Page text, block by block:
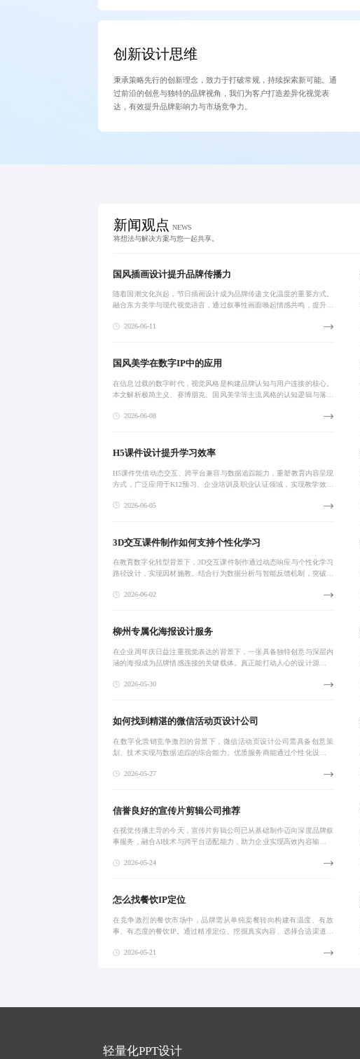
创新设计思维
秉承策略先行的创新理念，致力于打破常规，持续探索新可能。通
过前沿的创意与独特的品牌视角，我们为客户打造差异化视觉表
达，有效提升品牌影响力与市场竞争力。
新闻观点 NEWS
将想法与解决方案与您一起共享。
国风插画设计提升品牌传播力
随着国潮文化兴起，节日插画设计成为品牌传递文化温度的重要方式。
融合东方美学与现代视觉语言，通过叙事性画面唤起情感共鸣，提升用
径，并提供可执
2026-06-11
国风美学在数字IP中的应用
在信息过载的数字时代，视觉风格是构建品牌认知与用户连接的核心。
本文解析极简主义、赛博朋克、国风美学等主流风格的认知逻辑与落地
助力企业实现从
2026-06-08
H5课件设计提升学习效率
H5课件凭借动态交互、跨平台兼容与数据追踪能力，重塑教育内容呈现
方式，广泛应用于K12预习、企业培训及职业认证领域，实现教学效率
显著提高
2026-06-05
3D交互课件制作如何支持个性化学习
在教育数字化转型背景下，3D交互课件制作通过动态响应与个性化学习
路径设计，实现因材施教。结合行为数据分析与智能反馈机制，突破传
医学、工程等
2026-06-02
柳州专属化海报设计服务
在企业周年庆日益注重视觉表达的背景下，一张具备独特创意与深层内
涵的海报成为品牌情感连接的关键载体。真正能打动人心的设计源于对
年庆海报设计公
2026-05-30
如何找到精湛的微信活动页设计公司
在数字化营销竞争激烈的背景下，微信活动页设计公司需具备创意策
划、技术实现与数据追踪的综合能力。优质服务商能通过个性化设计提
业度、响应效率与
2026-05-27
信誉良好的宣传片剪辑公司推荐
在视觉传播主导的今天，宣传片剪辑公司已从基础制作迈向深度品牌叙
事服务，融合AI技术与跨平台适配能力，助力企业实现高效内容输出与
2026-05-24
怎么找餐饮IP定位
在竞争激烈的餐饮市场中，品牌需从单纯卖餐转向构建有温度、有故
事、有态度的餐饮IP。通过精准定位、挖掘真实内容、选择合适渠道分
模式，才能建立
2026-05-21
轻量化PPT设计